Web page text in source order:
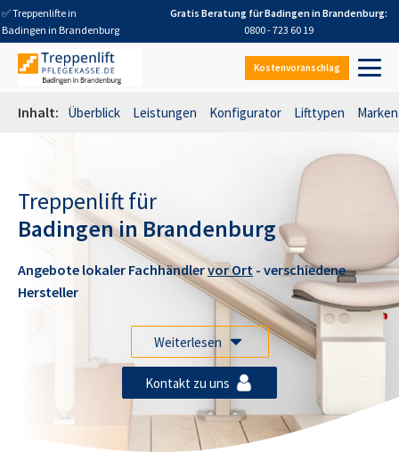
✅ Treppenlifte in
Badingen in Brandenburg
Gratis Beratung fürBadingen in Brandenburg:
0800 - 723 60 19
Kostenvoranschlag
Inhalt: Überblick Leistungen Konfigurator Lifttypen Marken
Treppenlift für
Badingen in Brandenburg
Angebote lokaler Fachhändlervor Ort - verschiedene
Hersteller
Weiterlesen
Kontakt zu uns